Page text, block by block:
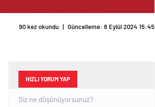
90 kez okundu | Güncelleme: 6 Eylül 2024 15:45
HIZLI YORUM YAP